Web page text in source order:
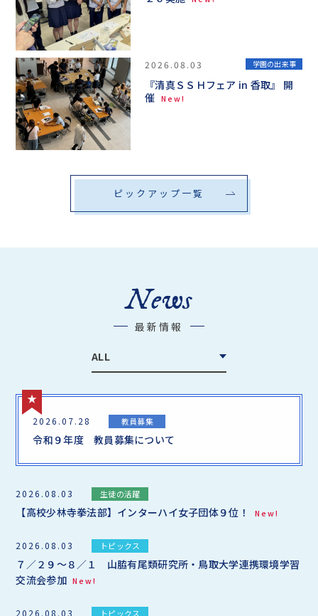
2026.08.03 学園の出来事
『清真ＳＳＨフェア in 香取』 開
催 New!
ピックアップ一覧
News
最新情報
ALL
2026.07.28 教員募集
令和９年度 教員募集について
2026.08.03 生徒の活躍
【高校少林寺拳法部】インターハイ女子団体９位！ New!
2026.08.03 トピックス
７／２９～８／１ 山脇有尾類研究所・鳥取大学連携環境学習
交流会参加 New!
2026.08.03 トピックス